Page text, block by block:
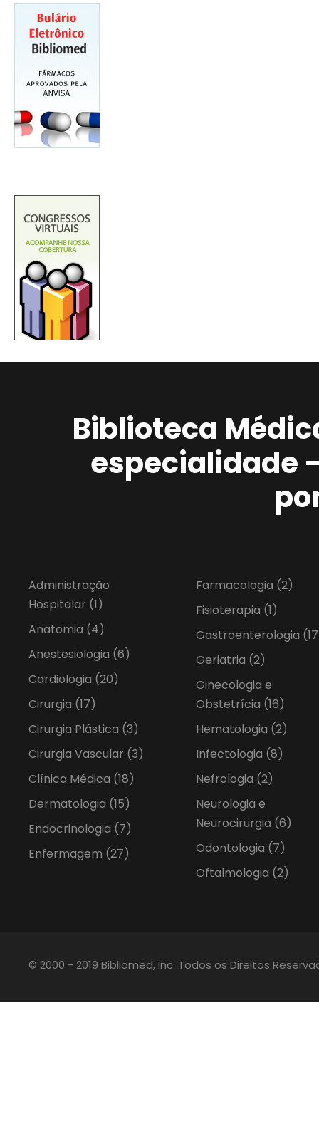
Biblioteca
especialidade
Administração
Hospitalar (1)
Anatomia (4)
Anestesiologia (6)
Cardiologia (20)
Cirurgia (17)
Cirurgia Plástica (3)
Cirurgia Vascular (3)
Clínica Médica (18)
Dermatologia (15)
Endocrinologia (7)
Enfermagem (27)
Farmacologia (2)
Fisioterapia (1)
Gastroenterologia
Geriatria (2)
Ginecologia e
Obstetrícia (16)
Hematologia (2)
Infectologia (8)
Nefrologia (2)
Neurologia e
Neurocirurgia (6)
Odontologia (7)
Oftalmologia (2)
© 2000 - 2019 Bibliomed, Inc. Todos os Direitos